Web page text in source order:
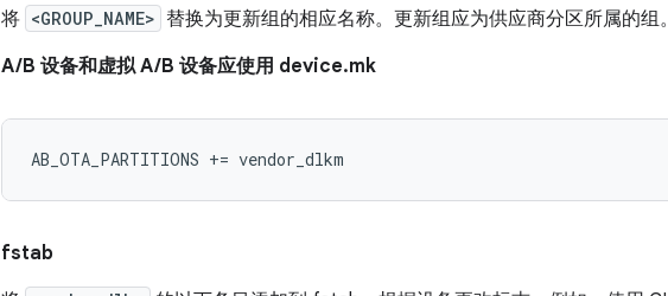
将 <GROUP_NAME> 替换为更新组的相应名称。更新组应为供应商分区所属的组
A/B 设备和虚拟 A/B 设备应使用 device.mk
fstab